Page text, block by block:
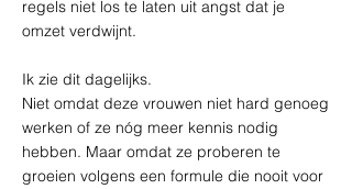
regels niet los te laten uit angst dat je
omzet verdwijnt.
Ik zie dit dagelijks.
Niet omdat deze vrouwen niet hard genoeg
werken of ze nóg meer kennis nodig
hebben. Maar omdat ze proberen te
groeien volgens een formule die nooit voor